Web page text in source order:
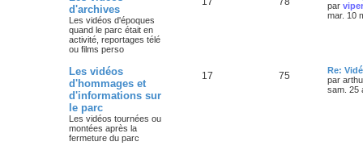
d'archives
Les vidéos d'époques
quand le parc était en
activité, reportages télé
ou films perso
par
mar. 10
Les vidéos
d'hommages et
d'informations sur
le parc
Les vidéos tournées ou
montées après la
fermeture du parc
17 75
Re:
par
sam. 25